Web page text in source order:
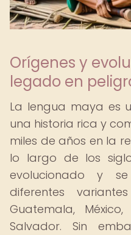
Orígenes y
legado en
La lengua maya es
una historia rica y
miles de años en la
lo largo de los
evolucionado y
diferentes
Guatemala,
Salvador. Sin